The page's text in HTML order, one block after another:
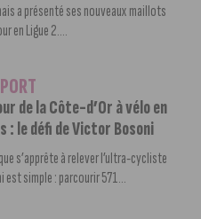
a présenté ses nouveaux maillots
en Ligue 2....
de la Côte-d’Or à vélo en
: le défi de Victor Bosoni
s’apprête à relever l’ultra-cycliste
simple : parcourir 571...